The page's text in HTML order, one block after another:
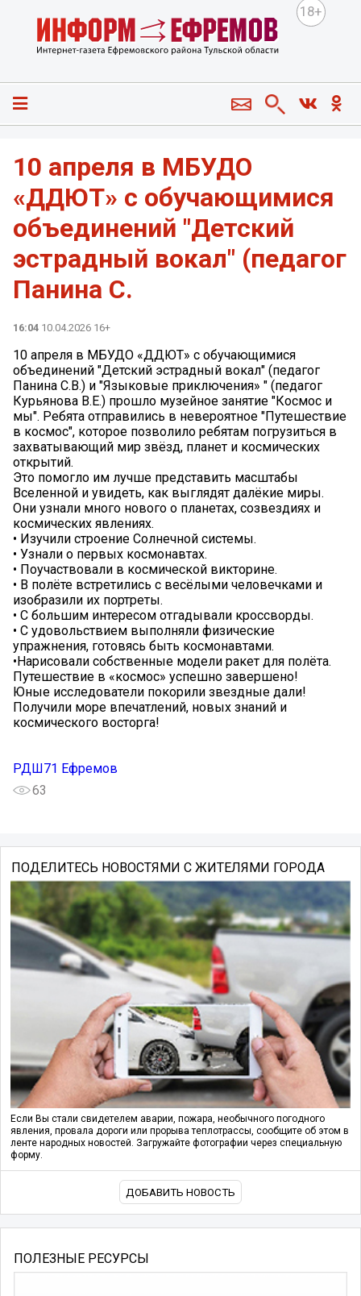
18+
10 апреля в МБУДО
«ДДЮТ» с обучающимися
объединений "Детский
эстрадный вокал" (педагог
Панина С.
16:04 10.04.2026 16+
10 апреля в МБУДО «ДДЮТ» с обучающимися
объединений "Детский эстрадный вокал" (педагог
Панина С.В.) и "Языковые приключения» " (педагог
Курьянова В.Е.) прошло музейное занятие "Космос и
мы". Ребята отправились в невероятное "Путешествие
в космос", которое позволило ребятам погрузиться в
захватывающий мир звёзд, планет и космических
открытий.
Это помогло им лучше представить масштабы
Вселенной и увидеть, как выглядят далёкие миры.
Они узнали много нового о планетах, созвездиях и
космических явлениях.
• Изучили строение Солнечной системы.
• Узнали о первых космонавтах.
• Поучаствовали в космической викторине.
• В полёте встретились с весёлыми человечками и
изобразили их портреты.
• С большим интересом отгадывали кроссворды.
• С удовольствием выполняли физические
упражнения, готовясь быть космонавтами.
•Нарисовали собственные модели ракет для полёта.
Путешествие в «космос» успешно завершено!
Юные исследователи покорили звездные дали!
Получили море впечатлений, новых знаний и
космического восторга!
РДШ71 Ефремов
63
ПОДЕЛИТЕСЬ НОВОСТЯМИ С ЖИТЕЛЯМИ ГОРОДА
Если Вы стали свидетелем аварии, пожара, необычного погодного
явления, провала дороги или прорыва теплотрассы, сообщите об этом в
ленте народных новостей. Загружайте фотографии через специальную
форму.
ДОБАВИТЬ НОВОСТЬ
ПОЛЕЗНЫЕ РЕСУРСЫ